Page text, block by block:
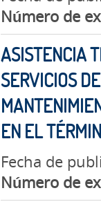
Número de
ASISTENCIA
SERVICIOS
EN EL
Fecha de
Número de